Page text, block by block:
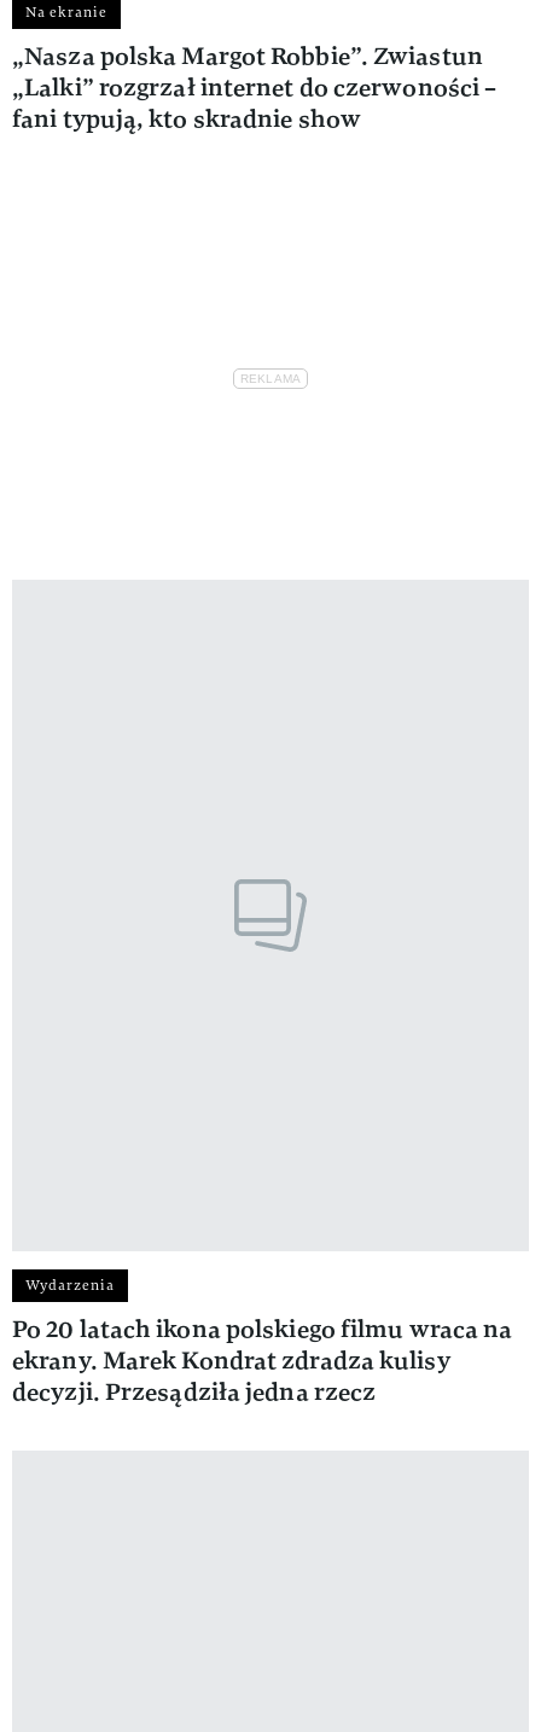
Na ekranie
„Nasza polska Margot Robbie”. Zwiastun
„Lalki” rozgrzał internet do czerwoności –
fani typują, kto skradnie show
Wydarzenia
Po 20 latach ikona polskiego filmu wraca na
ekrany. Marek Kondrat zdradza kulisy
decyzji. Przesądziła jedna rzecz